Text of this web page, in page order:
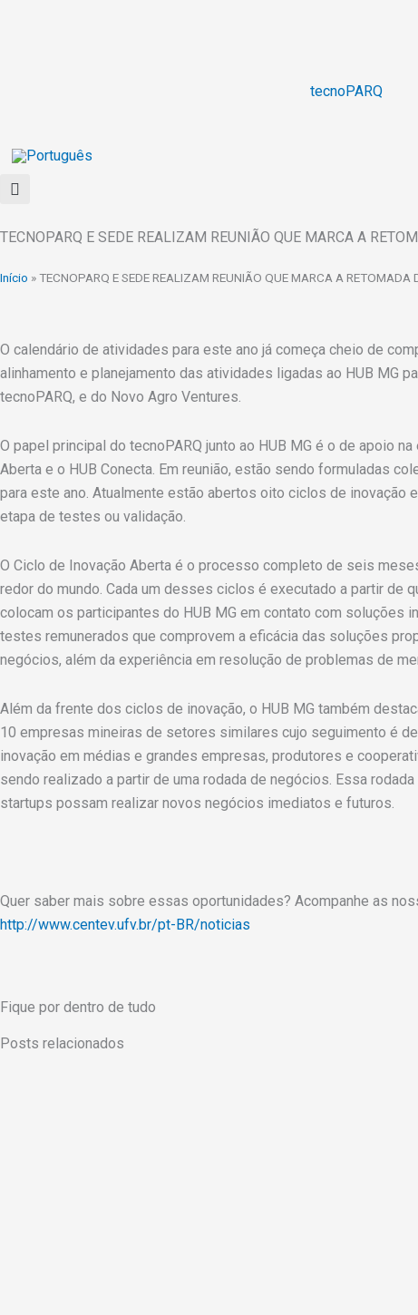
tecnoPARQ
TECNOPARQ E SEDE REALIZAM REUNIÃO QUE MARCA A
Início »TECNOPARQ E SEDE REALIZAM REUNIÃO QUE MARCA A
O calendário de atividades para este ano já começa cheio de
alinhamento e planejamento das atividades ligadas ao HUB MG
tecnoPARQ, e do Novo Agro Ventures.
O papel principal do tecnoPARQ junto ao HUB MG é o de apoio
Aberta e o HUB Conecta. Em reunião, estão sendo formuladas
para este ano. Atualmente estão abertos oito ciclos de inovação
etapa de testes ou validação.
O Ciclo de Inovação Aberta é o processo completo de seis
redor do mundo. Cada um desses ciclos é executado a partir de
colocam os participantes do HUB MG em contato com soluções
testes remunerados que comprovem a eficácia das soluções
negócios, além da experiência em resolução de problemas de
Além da frente dos ciclos de inovação, o HUB MG também
10 empresas mineiras de setores similares cujo seguimento é
inovação em médias e grandes empresas, produtores e
sendo realizado a partir de uma rodada de negócios. Essa
startups possam realizar novos negócios imediatos e futuros.
Quer saber mais sobre essas oportunidades? Acompanhe as
http://www.centev.ufv.br/pt-BR/noticias
Fique por dentro de tudo
Posts relacionados